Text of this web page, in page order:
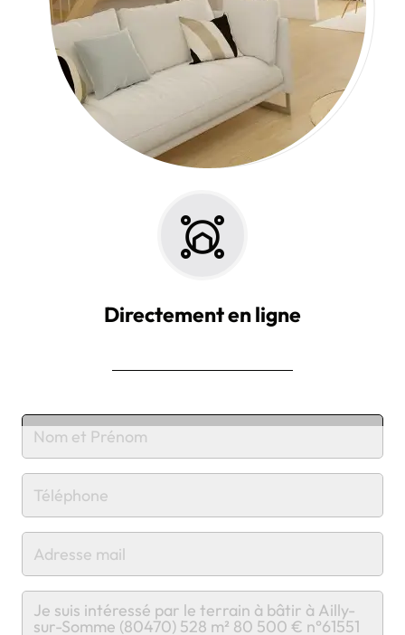
Directement en ligne